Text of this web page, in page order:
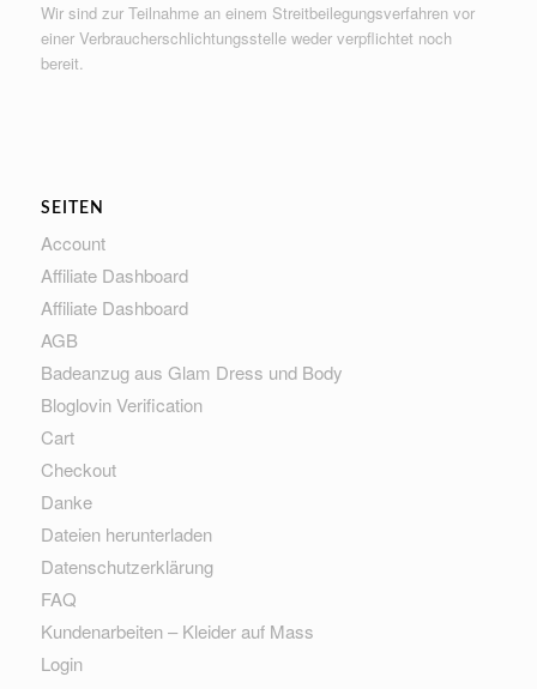
Wir sind zur Teilnahme an einem Streitbeilegungsverfahren vor
einer Verbraucherschlichtungsstelle weder verpflichtet noch
bereit.
SEITEN
Account
Affiliate Dashboard
Affiliate Dashboard
AGB
Badeanzug aus Glam Dress und Body
Bloglovin Verification
Cart
Checkout
Danke
Dateien herunterladen
Datenschutzerklärung
FAQ
Kundenarbeiten – Kleider auf Mass
Login